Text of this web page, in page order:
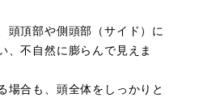
頭頂部や側頭部（サイド）に
、不自然に膨らんで見えま
場合も、頭全体をしっかりと